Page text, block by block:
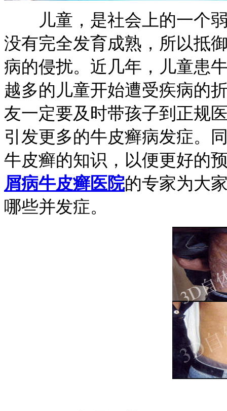
儿童，是社会上的一个弱
没有完全发育成熟，所以抵
病的侵扰。近几年，儿童患
越多的儿童开始遭受疾病的
友一定要及时带孩子到正规
引发更多的牛皮癣病发症。
牛皮癣的知识，以便更好的
屑病牛皮癣医院的专家为大
哪些并发症。